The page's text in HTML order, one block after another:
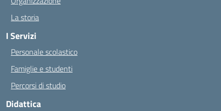
La storia
I Servizi
Personale scolastico
Famiglie e studenti
Percorsi di studio
Didattica